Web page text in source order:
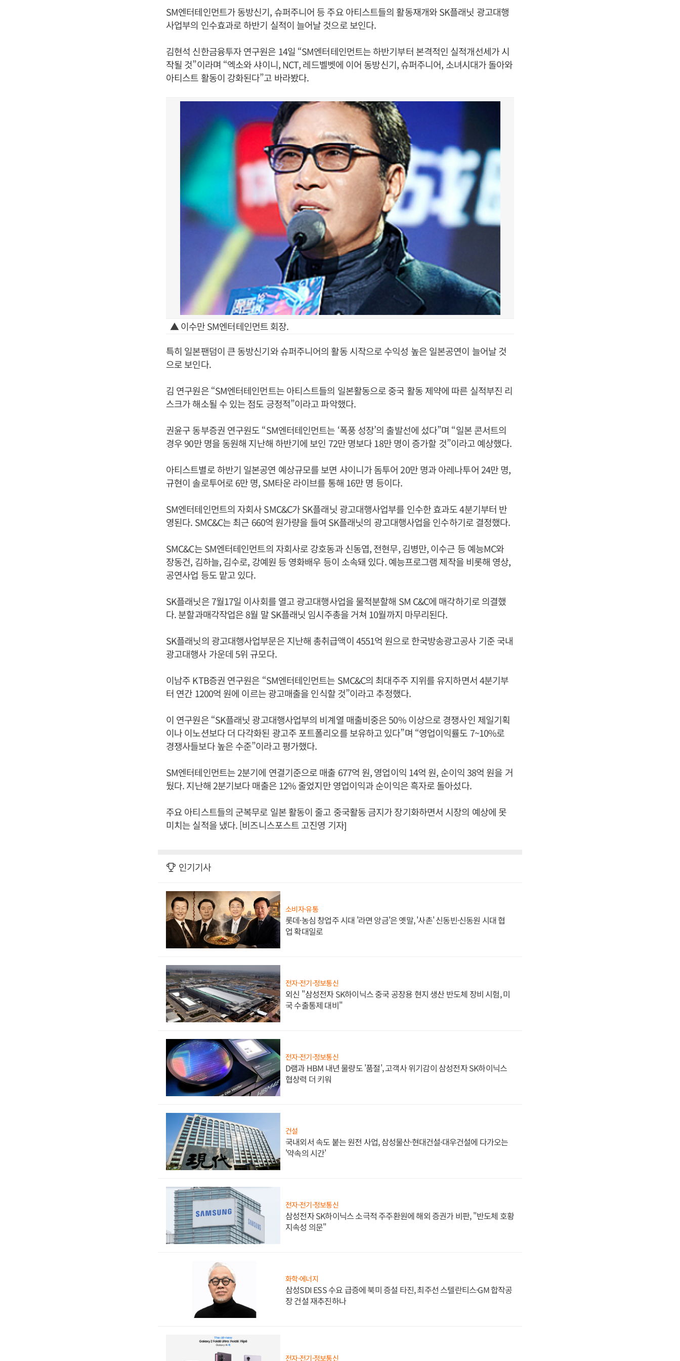
SM엔터테인먼트가 동방신기, 슈퍼주니어 등 주요 아티스트들의 활동재개와 SK플래닛 광고대행
사업부의 인수효과로 하반기 실적이 늘어날 것으로 보인다.
김현석 신한금융투자 연구원은 14일 “SM엔터테인먼트는 하반기부터 본격적인 실적개선세가 시
작될 것”이라며 “엑소와 샤이니, NCT, 레드벨벳에 이어 동방신기, 슈퍼주니어, 소녀시대가 돌아와
아티스트 활동이 강화된다”고 바라봤다.
▲ 이수만 SM엔터테인먼트 회장.
특히 일본팬덤이 큰 동방신기와 슈퍼주니어의 활동 시작으로 수익성 높은 일본공연이 늘어날 것
으로 보인다.
김 연구원은 “SM엔터테인먼트는 아티스트들의 일본활동으로 중국 활동 제약에 따른 실적부진 리
스크가 해소될 수 있는 점도 긍정적”이라고 파악했다.
권윤구 동부증권 연구원도 “SM엔터테인먼트는 ‘폭풍 성장’의 출발선에 섰다”며 “일본 콘서트의
경우 90만 명을 동원해 지난해 하반기에 보인 72만 명보다 18만 명이 증가할 것”이라고 예상했다.
아티스트별로 하반기 일본공연 예상규모를 보면 샤이니가 돔투어 20만 명과 아레나투어 24만 명,
규현이 솔로투어로 6만 명, SM타운 라이브를 통해 16만 명 등이다.
SM엔터테인먼트의 자회사 SMC&C가 SK플래닛 광고대행사업부를 인수한 효과도 4분기부터 반
영된다. SMC&C는 최근 660억 원가량을 들여 SK플래닛의 광고대행사업을 인수하기로 결정했다.
SMC&C는 SM엔터테인먼트의 자회사로 강호동과 신동엽, 전현무, 김병만, 이수근 등 예능MC와
장동건, 김하늘, 김수로, 강예원 등 영화배우 등이 소속돼 있다. 예능프로그램 제작을 비롯해 영상,
공연사업 등도 맡고 있다.
SK플래닛은 7월17일 이사회를 열고 광고대행사업을 물적분할해 SM C&C에 매각하기로 의결했
다. 분할과매각작업은 8월 말 SK플래닛 임시주총을 거쳐 10월까지 마무리된다.
SK플래닛의 광고대행사업부문은 지난해 총취급액이 4551억 원으로 한국방송광고공사 기준 국내
광고대행사 가운데 5위 규모다.
이남주 KTB증권 연구원은 “SM엔터테인먼트는 SMC&C의 최대주주 지위를 유지하면서 4분기부
터 연간 1200억 원에 이르는 광고매출을 인식할 것”이라고 추정했다.
이 연구원은 “SK플래닛 광고대행사업부의 비계열 매출비중은 50% 이상으로 경쟁사인 제일기획
이나 이노션보다 더 다각화된 광고주 포트폴리오를 보유하고 있다”며 “영업이익률도 7~10%로
경쟁사들보다 높은 수준”이라고 평가했다.
SM엔터테인먼트는 2분기에 연결기준으로 매출 677억 원, 영업이익 14억 원, 순이익 38억 원을 거
뒀다. 지난해 2분기보다 매출은 12% 줄었지만 영업이익과 순이익은 흑자로 돌아섰다.
주요 아티스트들의 군복무로 일본 활동이 줄고 중국활동 금지가 장기화하면서 시장의 예상에 못
미치는 실적을 냈다. [비즈니스포스트 고진영 기자]
인기기사
소비자·유통
롯데·농심 창업주 시대 '라면 앙금'은 옛말, '사촌' 신동빈·신동원 시대 협
업 확대일로
전자·전기·정보통신
외신 "삼성전자 SK하이닉스 중국 공장용 현지 생산 반도체 장비 시험, 미
국 수출통제 대비"
전자·전기·정보통신
D램과 HBM 내년 물량도 '품절', 고객사 위기감이 삼성전자 SK하이닉스
협상력 더 키워
건설
국내외서 속도 붙는 원전 사업, 삼성물산·현대건설·대우건설에 다가오는
'약속의 시간'
전자·전기·정보통신
삼성전자 SK하이닉스 소극적 주주환원에 해외 증권가 비판, "반도체 호황
지속성 의문"
화학·에너지
삼성SDI ESS 수요 급증에 북미 증설 타진, 최주선 스텔란티스·GM 합작공
장 건설 재추진하나
전자·전기·정보통신